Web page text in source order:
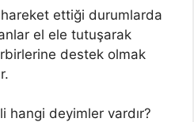
ettiği durumlarda
el ele tutuşarak
destek olmak
hangi deyimler vardır?